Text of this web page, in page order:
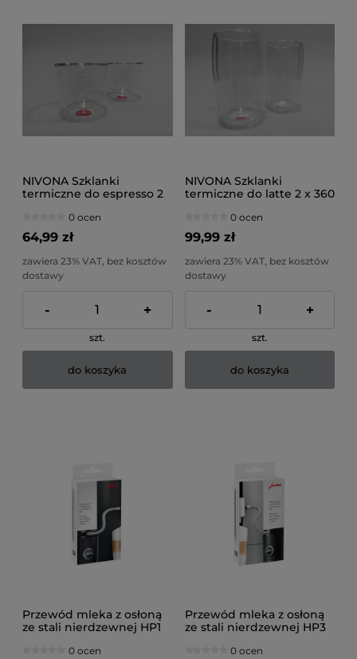
NIVONA Szklanki
termiczne do espresso 2
0 ocen
64,99 zł
zawiera 23% VAT, bez kosztów
dostawy
- +
szt.
do koszyka
NIVONA Szklanki
termiczne do latte 2 x 360
0 ocen
99,99 zł
zawiera 23% VAT, bez kosztów
dostawy
- +
szt.
do koszyka
Przewód mleka z osłoną
ze stali nierdzewnej HP1
0 ocen
Przewód mleka z osłoną
ze stali nierdzewnej HP3
0 ocen